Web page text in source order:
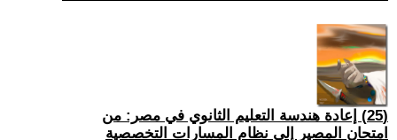
(25) إعادة هندسة التعليم الثانوي في مصر: من
امتحان المصير إلى نظام المسارات التخصصية